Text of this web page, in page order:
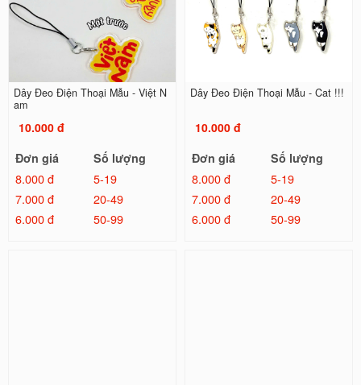
Dây Đeo Điện Thoại Mẫu - Việt N
am
10.000 đ
Đơn giá
Số lượng
8.000 đ
5-19
7.000 đ
20-49
6.000 đ
50-99
Dây Đeo Điện Thoại Mẫu - Cat !!!
10.000 đ
Đơn giá
Số lượng
8.000 đ
5-19
7.000 đ
20-49
6.000 đ
50-99